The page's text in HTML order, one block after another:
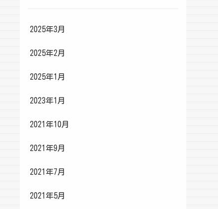
2025年3月
2025年2月
2025年1月
2023年1月
2021年10月
2021年9月
2021年7月
2021年5月